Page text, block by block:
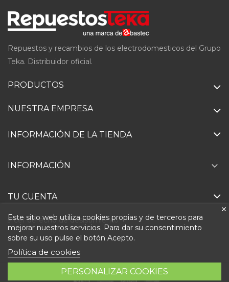
Repuestos y recambios de los electrodomesticos del Grupo
Teka. Distribuidor oficial.
PRODUCTOS
NUESTRA EMPRESA
INFORMACIÓN DE LA TIENDA
Este sitio web utiliza cookies propias y de terceros para
mejorar nuestros servicios. Para dar su consentimiento
sobre su uso pulse el botón Acepto.
Política de cookies
PERSONALIZAR COOKIES
INFORMACIÓN 
TU CUENTA
Ejercer derecho de desistimiento